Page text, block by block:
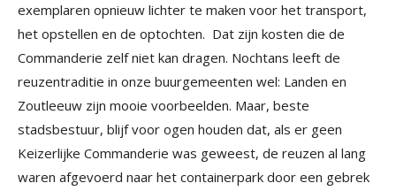
exemplaren opnieuw lichter te maken voor het transport,
het opstellen en de optochten. Dat zijn kosten die de
Commanderie zelf niet kan dragen. Nochtans leeft de
reuzentraditie in onze buurgemeenten wel: Landen en
Zoutleeuw zijn mooie voorbeelden. Maar, beste
stadsbestuur, blijf voor ogen houden dat, als er geen
Keizerlijke Commanderie was geweest, de reuzen al lang
waren afgevoerd naar het containerpark door een gebrek